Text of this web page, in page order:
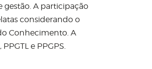
gestão. A participação
considerando o
Conhecimento. A
e PPGPS.